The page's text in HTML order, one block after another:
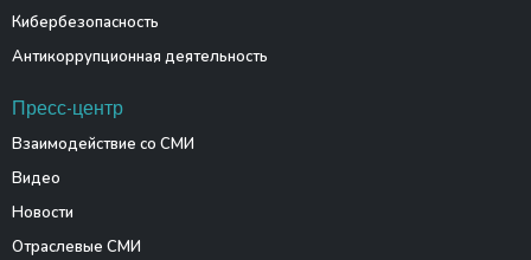
Кибербезопасность
Антикоррупционная деятельность
Пресс-центр
Взаимодействие со СМИ
Видео
Новости
Отраслевые СМИ